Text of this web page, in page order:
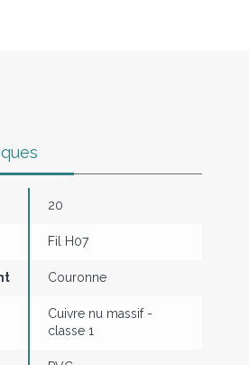
20
Fil H07
Couronne
Cuivre nu massif -
classe 1